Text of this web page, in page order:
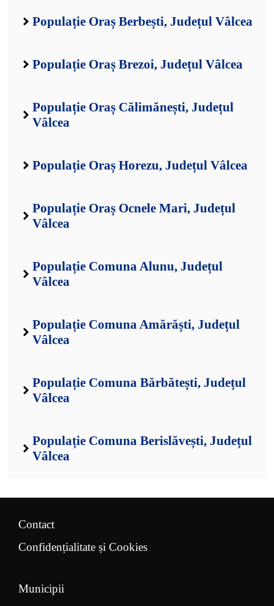
Populație Oraș Berbești, Județul Vâlcea
Populație Oraș Brezoi, Județul Vâlcea
Populație Oraș Călimănești, Județul
Vâlcea
Populație Oraș Horezu, Județul Vâlcea
Populație Oraș Ocnele Mari, Județul
Vâlcea
Populație Comuna Alunu, Județul
Vâlcea
Populație Comuna Amărăști, Județul
Vâlcea
Populație Comuna Bărbătești, Județul
Vâlcea
Populație Comuna Berislăvești, Județul
Vâlcea
Contact
Confidențialitate și Cookies
Municipii